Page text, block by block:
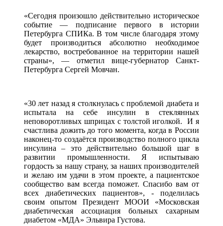
«Сегодня произошло действительно историческое
событие — подписание первого в истории
Петербурга СПИКа. В том числе благодаря этому
будет производиться абсолютно необходимое
лекарство, востребованное на территории нашей
страны», — отметил вице-губернатор Санкт-
Петербурга Сергей Мовчан.
«30 лет назад я столкнулась с проблемой диабета и
испытала на себе инсулин в стеклянных
неповоротливых шприцах с толстой иголкой. И я
счастлива дожить до того момента, когда в России
наконец-то создаётся производство полного цикла
инсулина – это действительно большой шаг в
развитии промышленности. Я испытываю
гордость за нашу страну, за наших производителей
и желаю им удачи в этом проекте, а пациентское
сообщество вам всегда поможет. Спасибо вам от
всех диабетических пациентов», - поделилась
своим опытом Президент МООИ «Московская
диабетическая ассоциация больных сахарным
диабетом «МДА» Эльвира Густова.